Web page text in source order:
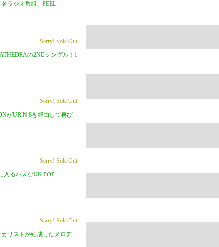
ラジオ番組、PEEL
Sorry! Sold Out
の2NDシングル！1
Sorry! Sold Out
がURIN 8を経由して再び
Sorry! Sold Out
入るハズなUK POP
Sorry! Sold Out
リストが結成したメロデ